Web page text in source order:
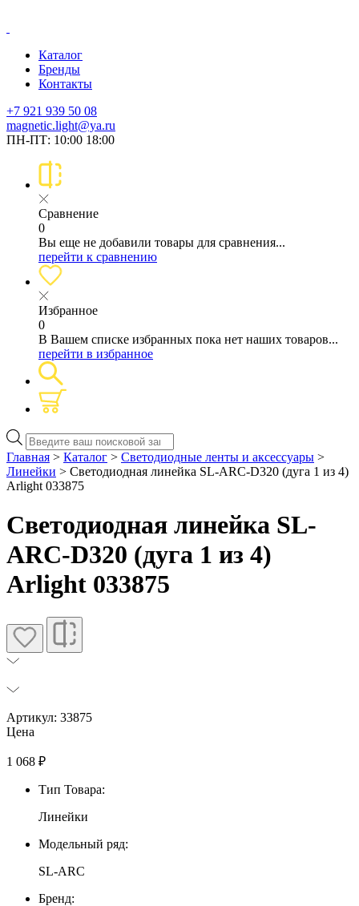
Каталог
Бренды
Контакты
+7 921 939 50 08
magnetic.light@ya.ru
ПН-ПТ: 10:00 18:00
Сравнение
0
Вы еще не добавили товары для сравнения...
перейти к сравнению
Избранное
0
В Вашем списке избранных пока нет наших товаров...
перейти в избранное
Поиск
товаров
Главная > Каталог > Светодиодные ленты и аксессуары >
Линейки > Светодиодная линейка SL-ARC-D320 (дуга 1 из 4)
Arlight 033875
Светодиодная линейка SL-
ARC-D320 (дуга 1 из 4)
Arlight 033875
Артикул: 33875
Цена
1 068 ₽
Тип Товара:
Линейки
Модельный ряд:
SL-ARC
Бренд: